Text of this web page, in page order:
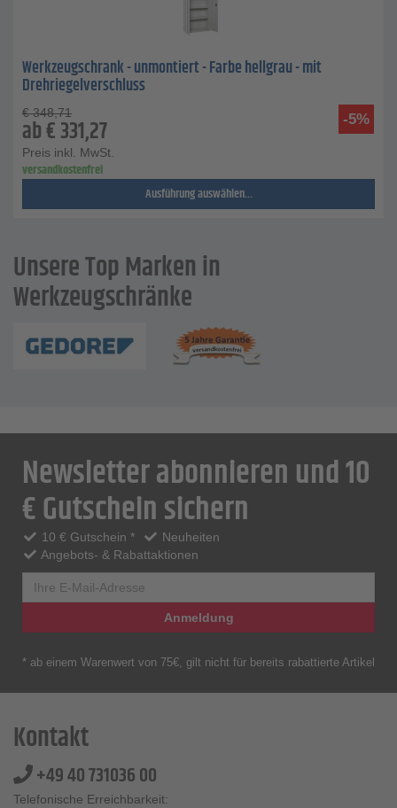
Werkzeugschrank - unmontiert - Farbe hellgrau - mit
Drehriegelverschluss
-5%
€ 348,71
ab€331,27
Preis inkl. MwSt.
versandkostenfrei
Ausführung auswählen...
Unsere Top Marken in
Werkzeugschränke
Newsletter abonnieren und 10
€ Gutschein sichern
10 € Gutschein *
Neuheiten
Angebots- & Rabattaktionen
Anmeldung
* ab einem Warenwert von 75€, gilt nicht für bereits rabattierte Artikel
Kontakt
+49 40 731036 00
Telefonische Erreichbarkeit: